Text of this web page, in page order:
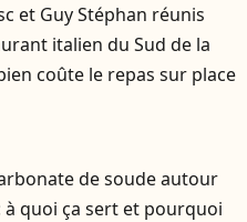
et Guy Stéphan réunis
italien du Sud de la
coûte le repas sur place
de soude autour
quoi ça sert et pourquoi